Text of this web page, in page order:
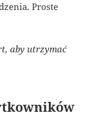
Proste
aby utrzymać